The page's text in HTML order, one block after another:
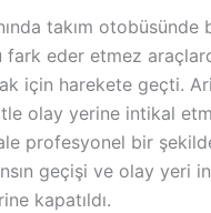
takım
fark eder etmez
için harekete geçti.
olay yerine intikal
profesyonel bir
geçişi ve olay yeri
kapatıldı.